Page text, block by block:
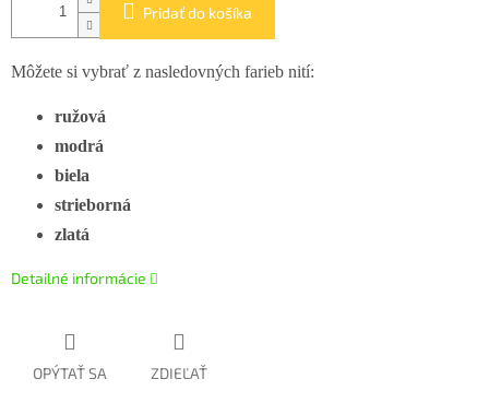
Pridať do košíka
Môžete si vybrať z nasledovných farieb nití:
ružová
modrá
biela
strieborná
zlatá
Detailné informácie
OPÝTAŤ SA ZDIEĽAŤ